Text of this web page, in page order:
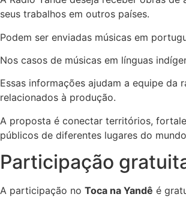
seus trabalhos em outros países.
Podem ser enviadas músicas em
Nos casos de músicas em línguas
Essas informações ajudam a equipe
relacionados à produção.
A proposta é conectar territórios,
públicos de diferentes lugares do
Participação
A participação no Toca na Yandê é